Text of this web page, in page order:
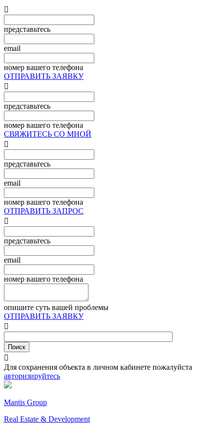

представьтесь
email
номер вашего телефона
ОТПРАВИТЬ ЗАЯВКУ

представьтесь
номер вашего телефона
СВЯЖИТЕСЬ СО МНОЙ

представьтесь
email
номер вашего телефона
ОТПРАВИТЬ ЗАПРОС

представьтесь
email
номер вашего телефона
опишите суть вашей проблемы
ОТПРАВИТЬ ЗАЯВКУ


Для сохранения объекта в личном кабинете пожалуйста
авторизируйтесь
Mantis Group
Real Estate & Development